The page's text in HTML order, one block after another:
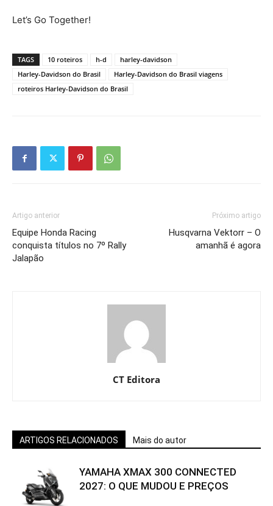
Let’s Go Together!
TAGS 10 roteiros h-d
harley-davidson
Harley-Davidson do Brasil
Harley-Davidson do Brasil viagens
roteiros Harley-Davidson do Brasil
Artigo anterior
Equipe Honda Racing
conquista títulos no 7º Rally
Jalapão
Próximo artigo
Husqvarna Vektorr – O
amanhã é agora
CT Editora
ARTIGOS RELACIONADOS Mais do autor
YAMAHA XMAX 300 CONNECTED
2027: O QUE MUDOU E PREÇOS